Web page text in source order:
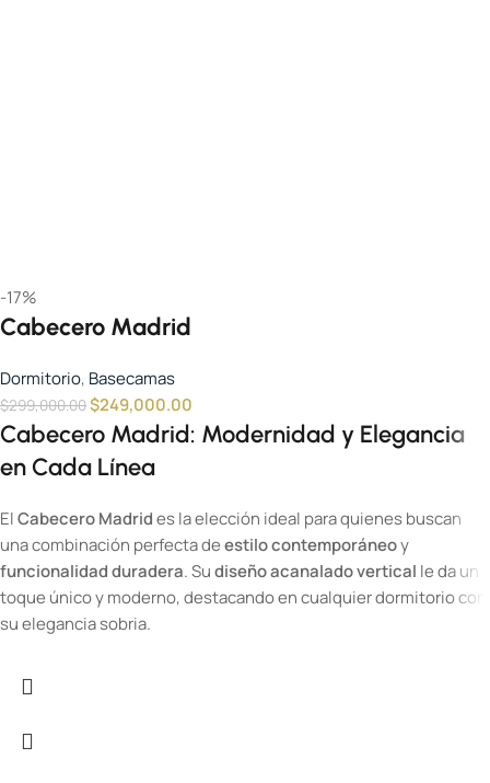
-17%
Cabecero Madrid
Dormitorio, Basecamas
$299,000.00$249,000.00
Cabecero Madrid: Modernidad y Elegancia
en Cada Línea
ElCabecero Madrides la elección ideal para quienes buscan
una combinación perfecta deestilo contemporáneoy
funcionalidad duradera. Sudiseño acanalado vertical le da un
toque único y moderno, destacando en cualquier dormitorio con
su elegancia sobria.